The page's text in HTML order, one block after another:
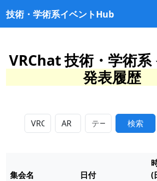
技術・学術系イベントHub
VRChat 技術・学術系
発表履歴
検索
集会名 日付
(